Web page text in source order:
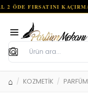
Ara
KOZMETİK PARFÜM